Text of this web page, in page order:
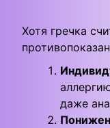
Хотя гречка
даже